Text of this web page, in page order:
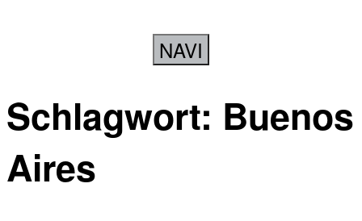
NAVI
Schlagwort: Buenos
Aires